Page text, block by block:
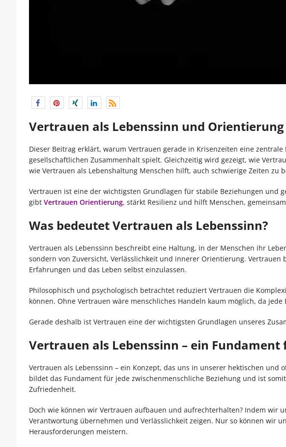
Vertrauen als Lebenssinn und
Dieser Beitrag erklärt, warum Vertrauen gerade in Krisenzeiten eine
gesellschaftlichen Zusammenhalt spielt. Gleichzeitig wird gezeigt, wie
wie Vertrauen als Lebenshaltung Menschen hilft, auch schwierige Zeiten zu
Vertrauen ist eine der wichtigsten Grundlagen für stabile Beziehungen und
gibt Vertrauen Orientierung, stärkt Resilienz und hilft Menschen,
Was bedeutet Vertrauen als Lebenssinn?
Vertrauen als Lebenssinn beschreibt eine Haltung, in der Menschen ihr
sondern von Zuversicht, Verlässlichkeit und innerer Orientierung.
Erfahrungen und das Leben selbst einzulassen.
Philosophisch und psychologisch betrachtet reduziert Vertrauen die
können. Ohne Vertrauen wäre menschliches Handeln kaum möglich, da
Gerade deshalb ist Vertrauen eine der wichtigsten Grundlagen unseres
Vertrauen als Lebenssinn – ein Fundament
Vertrauen als Lebenssinn – ein Konzept, das uns in unserer hektischen
bildet das Fundament für jede zwischenmenschliche Beziehung und ist
Zufriedenheit.
Doch wie können wir Vertrauen aufbauen und aufrechterhalten? Indem wir
Verantwortung übernehmen und Verlässlichkeit zeigen. Nur so können wir
Herausforderungen meistern.